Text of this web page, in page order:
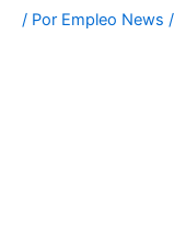
/ Por Empleo News /